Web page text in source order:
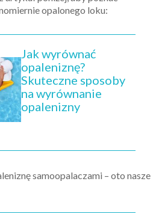
opalonego loku:
Jak wyrównać
opaleniznę?
Skuteczne sposoby
na wyrównanie
opalenizny
samoopalaczami – oto nasze